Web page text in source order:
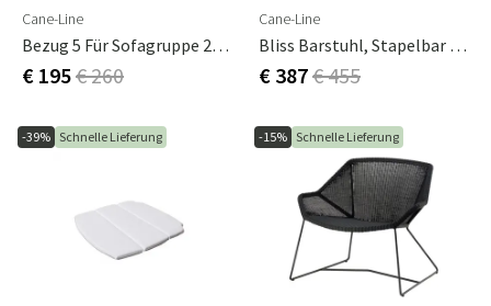
Cane-Line
Bezug 5 Für Sofagruppe 205X110 Cm
€ 195€ 260
Cane-Line
Bliss Barstuhl, Stapelbar Desert Red, Aluminium
€ 387€ 455
-39% Schnelle Lieferung -15% Schnelle Lieferung